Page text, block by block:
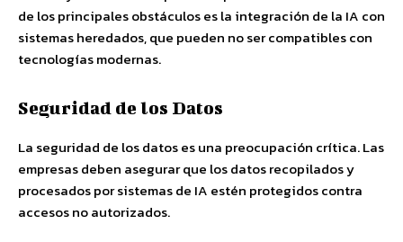
de los principales obstáculos es la integración de la IA con
sistemas heredados, que pueden no ser compatibles con
tecnologías modernas.
Seguridad de los Datos
La seguridad de los datos es una preocupación crítica. Las
empresas deben asegurar que los datos recopilados y
procesados por sistemas de IA estén protegidos contra
accesos no autorizados.